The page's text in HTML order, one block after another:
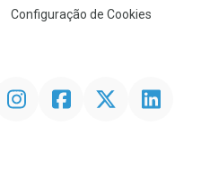
Configuração de Cookies
InstagramFacebookTwitter Linkedin